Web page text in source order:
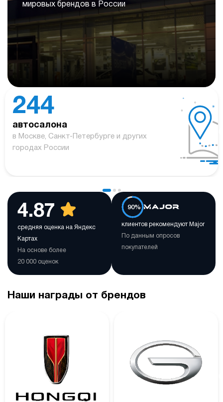
мировых брендов в России
244
автосалона
в Москве, Санкт-Петербурге и других
городах России
4.87
средняя оценка на Яндекс
Картах
На основе более
20 000 оценок
90%
клиентов рекомендуют Major
По данным опросов
покупателей
Наши награды от брендов